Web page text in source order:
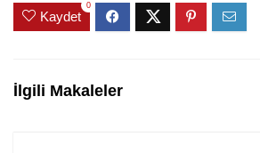
Kaydet
0
İlgili Makaleler